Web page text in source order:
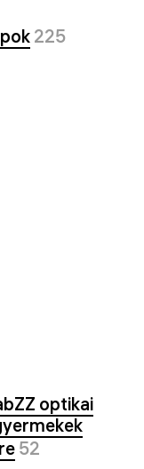
225
optikai
52